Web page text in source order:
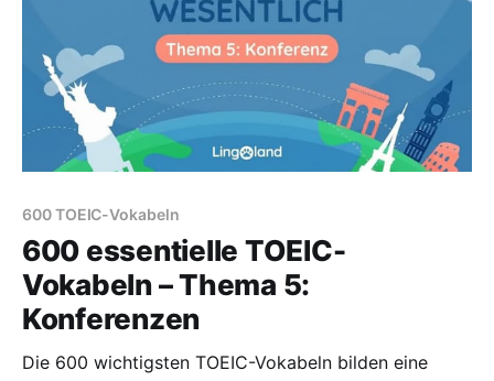
600 TOEIC-Vokabeln
600 essentielle TOEIC-
Vokabeln – Thema 5:
Konferenzen
Die 600 wichtigsten TOEIC-Vokabeln bilden eine